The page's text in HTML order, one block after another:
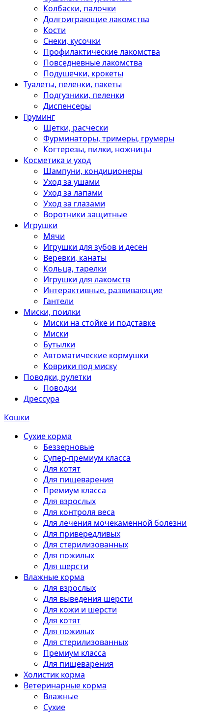
Колбаски, палочки
Долгоиграющие лакомства
Кости
Снеки, кусочки
Профилактические лакомства
Повседневные лакомства
Подушечки, крокеты
Туалеты, пеленки, пакеты
Подгузники, пеленки
Диспенсеры
Груминг
Щетки, расчески
Фурминаторы, тримеры, грумеры
Когтерезы, пилки, ножницы
Косметика и уход
Шампуни, кондиционеры
Уход за ушами
Уход за лапами
Уход за глазами
Воротники защитные
Игрушки
Мячи
Игрушки для зубов и десен
Веревки, канаты
Кольца, тарелки
Игрушки для лакомств
Интерактивные, развивающие
Гантели
Миски, поилки
Миски на стойке и подставке
Миски
Бутылки
Автоматические кормушки
Коврики под миску
Поводки, рулетки
Поводки
Дрессура
Кошки
Сухие корма
Беззерновые
Супер-премиум класса
Для котят
Для пищеварения
Премиум класса
Для взрослых
Для контроля веса
Для лечения мочекаменной болезни
Для привередливых
Для стерилизованных
Для пожилых
Для шерсти
Влажные корма
Для взрослых
Для выведения шерсти
Для кожи и шерсти
Для котят
Для пожилых
Для стерилизованных
Премиум класса
Для пищеварения
Холистик корма
Ветеринарные корма
Влажные
Сухие